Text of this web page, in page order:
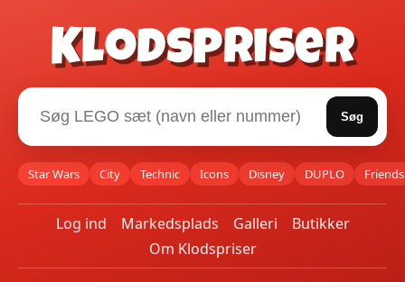
Klodspriser
Søg
Star Wars City Technic Icons Disney DUPLO Friends
Log ind Markedsplads Galleri
Butikker
Om Klodspriser